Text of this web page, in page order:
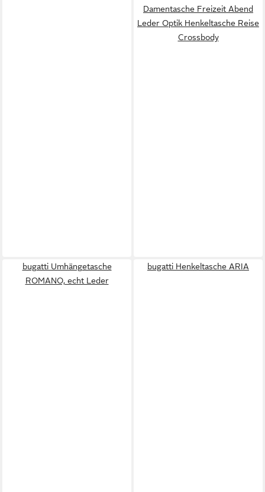
Damentasche Freizeit Abend
Leder Optik Henkeltasche Reise
Crossbody
bugatti Umhängetasche
ROMANO, echt Leder
bugatti Henkeltasche ARIA